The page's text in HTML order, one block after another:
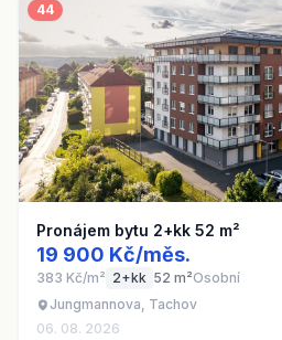
44
Pronájem bytu 2+kk 52 m²
19 900 Kč/měs.
383 Kč/m² 2+kk 52 m²Osobní
Jungmannova, Tachov
06. 08. 2026